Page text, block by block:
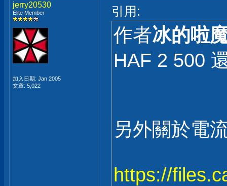
jerry20530
Elite Member
加入日期: Jan 2005
文章: 5,022
引用:
作者冰的啦
HAF 2 500
另外關於電
https://